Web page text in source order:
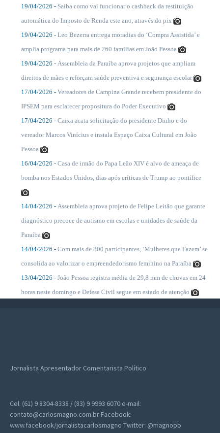
19/04/2026 - Saiba como vai funcionar o cashback da restituição
automática do Imposto de Renda este ano, através do pix
19/04/2026 - Leo Bezerra entrega moradias do ‘Compra Assistida’ e
amplia programa para mais de 260 famílias em João Pessoa
19/04/2026 - Assembleia da Paraíba aprova projetos que ampliam
direitos de mães e reforçam saúde preventiva e segurança escolar
17/04/2026 - Vereadores de Campina Grande recebem presidente do
IPSEM para esclarecer propositura do Poder Executivo
17/04/2026 - Caixa acata solicitação do presidente Dinho e do
vereador Marcos Vinícius e instala Espaço Caixa Cultural em João
Pessoa
16/04/2026 - Casa de irmão do Papa Leão XIV é alvo de ameaça de
bomba nos Estados Unidos, dias após críticas de Trump ao pontífice
14/04/2026 - Assembleia aprova projeto de Felipe Leitão que garante
diagnóstico precoce de autismo em escolas e unidades de saúde da
Paraíba
14/04/2026 - Com mais de 800 participantes, ‘Mulheres que Fazem’ se
consolida ao valorizar o empreendedorismo feminino na Paraíba
13/04/2026 - João Pessoa registra média de 29,8 mm de chuvas em 24
horas neste domingo e Defesa Civil segue em estado de atenção
Jornalista Apresentador Comentarista Político
Cel. (61) 9 8304-8338 / (83) 9 9993 6070 e-mail:
contato@carlosmagno.com.br Facebook:
www.facebook/jornalistacarlosmagno Twitter: @magnopb